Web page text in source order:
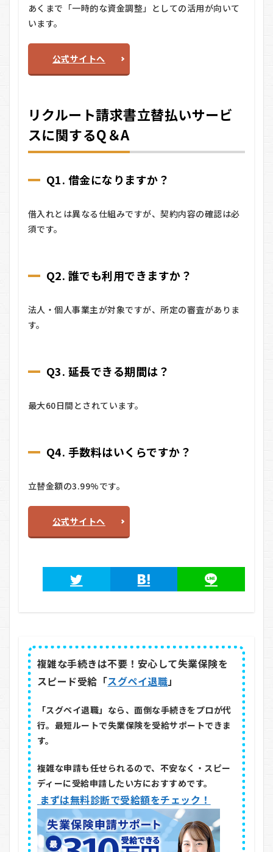
あくまで「一時的な資金調整」としての活用が向いて
います。
公式サイトへ
リクルート請求書立替払いサービ
スに関するQ＆A
Q1. 借金になりますか？
借入れとは異なる仕組みですが、契約内容の確認は必
須です。
Q2. 誰でも利用できますか？
法人・個人事業主が対象ですが、所定の審査がありま
す。
Q3. 延長できる期間は？
最大60日間とされています。
Q4. 手数料はいくらですか？
立替金額の3.99%です。
公式サイトへ
複雑な手続きは不要！安心して失業保険を
スピード受給「スグペイ退職」
「スグペイ退職」なら、面倒な手続きをプロが代
行。最短ルートで失業保険を受給サポートできま
す。
複雑な申請も任せられるので、不安なく・スピー
ディーに受給申請したい方におすすめです。
まずは無料診断で受給額をチェック！